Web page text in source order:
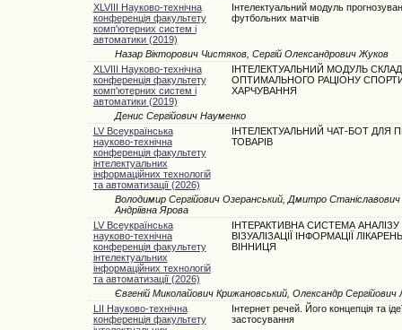
XLVIII Науково-технічна
конференція факультету
комп'ютерних систем і
автоматики (2019)
Інтелектуальний модуль
футбольних матчів
Назар Вікторович Чистяков, Сергій Олександрович Жуков
XLVIII Науково-технічна
конференція факультету
комп'ютерних систем і
автоматики (2019)
ІНТЕЛЕКТУАЛЬНИЙ МОДУЛЬ
ОПТИМАЛЬНОГО РАЦІОНУ
ХАРЧУВАННЯ
Денис Сергійович Науменко
LV Всеукраїнська
науково-технічна
конференція факультету
інтелектуальних
інформаційних технологій
та автоматизації (2026)
ІНТЕЛЕКТУАЛЬНИЙ ЧАТ-БОТ ДЛЯ
ТОВАРІВ
Володимир Сергійович Озеранський, Дмитро
Андріївна Ярова
LV Всеукраїнська
науково-технічна
конференція факультету
інтелектуальних
інформаційних технологій
та автоматизації (2026)
ІНТЕРАКТИВНА СИСТЕМА АНАЛІЗУ
ВІЗУАЛІЗАЦІЇ ІНФОРМАЦІЇ
ВІННИЦЯ
Євгеній Миколайович Крижановський, Олександр
LII Науково-технічна
конференція факультету
Інтернет речей. Його концепція та
застосування